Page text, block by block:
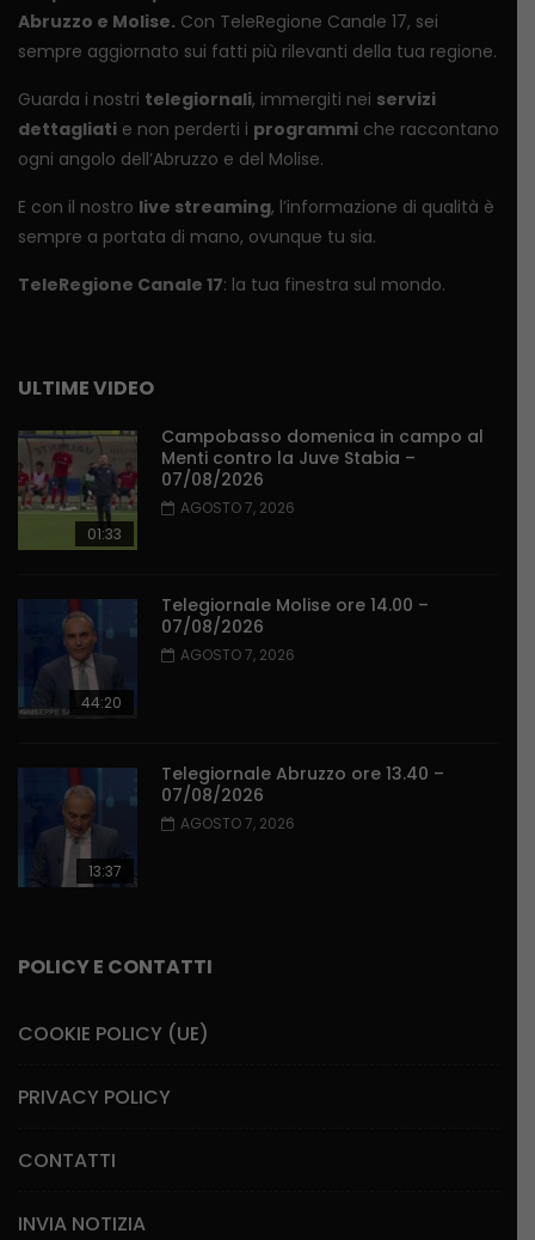
Abruzzo e Molise. Con TeleRegione Canale 17, sei
sempre aggiornato sui fatti più rilevanti della tua regione.
Guarda i nostri telegiornali, immergiti nei servizi
dettagliati e non perderti i programmi che raccontano
ogni angolo dell’Abruzzo e del Molise.
E con il nostro live streaming, l’informazione di qualità è
sempre a portata di mano, ovunque tu sia.
TeleRegione Canale 17: la tua finestra sul mondo.
ULTIME VIDEO
01:33
Campobasso domenica in campo al
Menti contro la Juve Stabia –
07/08/2026
AGOSTO 7, 2026
44:20
Telegiornale Molise ore 14.00 –
07/08/2026
AGOSTO 7, 2026
13:37
Telegiornale Abruzzo ore 13.40 –
07/08/2026
AGOSTO 7, 2026
POLICY E CONTATTI
COOKIE POLICY (UE)
PRIVACY POLICY
CONTATTI
INVIA NOTIZIA